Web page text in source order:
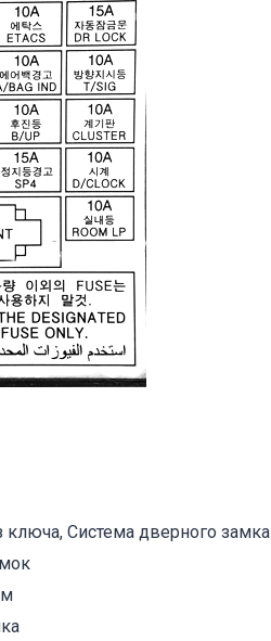
ключа, Система дверного замка